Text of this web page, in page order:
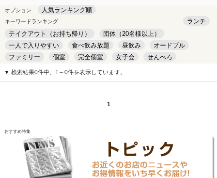
オプション 人気ランキング順
キーワードランキング
ランチ
テイクアウト（お持ち帰り）
団体（20名様以上）
一人で入りやすい
食べ飲み放題 昼飲み
オードブル
ファミリー
個室 完全個室 女子会
せんべろ
キッズルーム
安い デート
▼ 検索結果0件中、1～0件を表示しています。
1
おすすめ特集